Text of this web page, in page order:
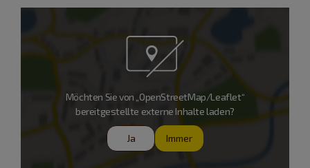
Möchten Sie von „OpenStreetMap/Leaflet“
bereitgestellte externe Inhalte laden?
Ja Immer